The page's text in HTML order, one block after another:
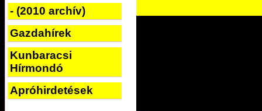
- (2010 archív)
Gazdahírek
Kunbaracsi
Hírmondó
Apróhirdetések